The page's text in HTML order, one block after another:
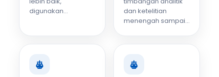
digunakan...
dan ketelitian
menengah sampai...